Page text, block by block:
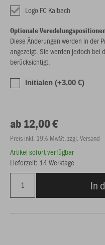
Logo FC Kalbach
Optionale
Diese Änderungen werden in der
angezeigt. Sie werden jedoch bei
berücksichtigt.
Initialen (+3,00 €)
ab 12,00 €
Preis inkl. 19% MwSt. zzgl. Versand
Artikel sofort verfügbar
Lieferzeit: 14 Werktage
In